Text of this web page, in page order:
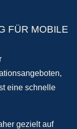
FÜR MOBILE
eine schnelle
gezielt auf